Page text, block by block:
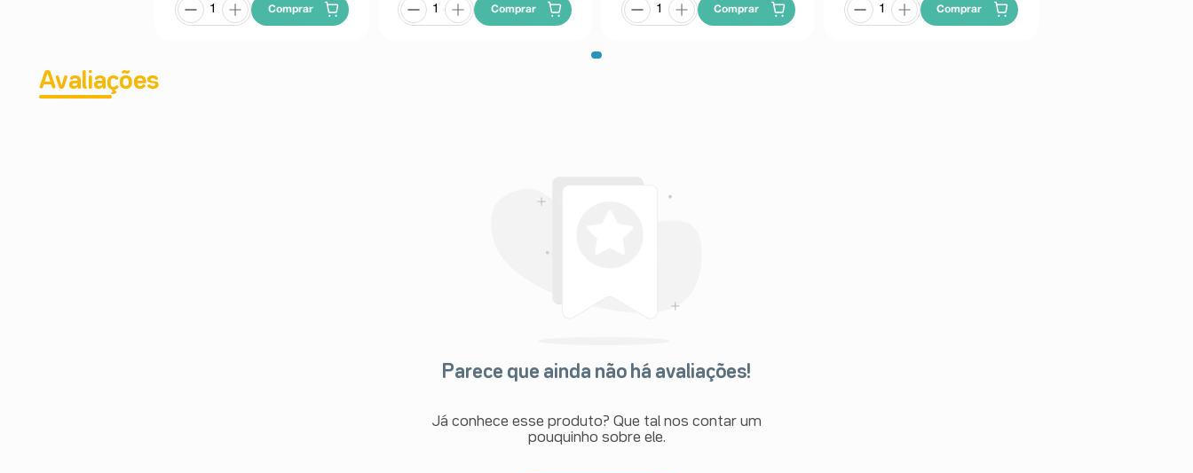
Comprar Comprar Comprar Comprar
Avaliações
Parece que ainda não há avaliações!
Já conhece esse produto? Que tal nos contar um
pouquinho sobre ele.